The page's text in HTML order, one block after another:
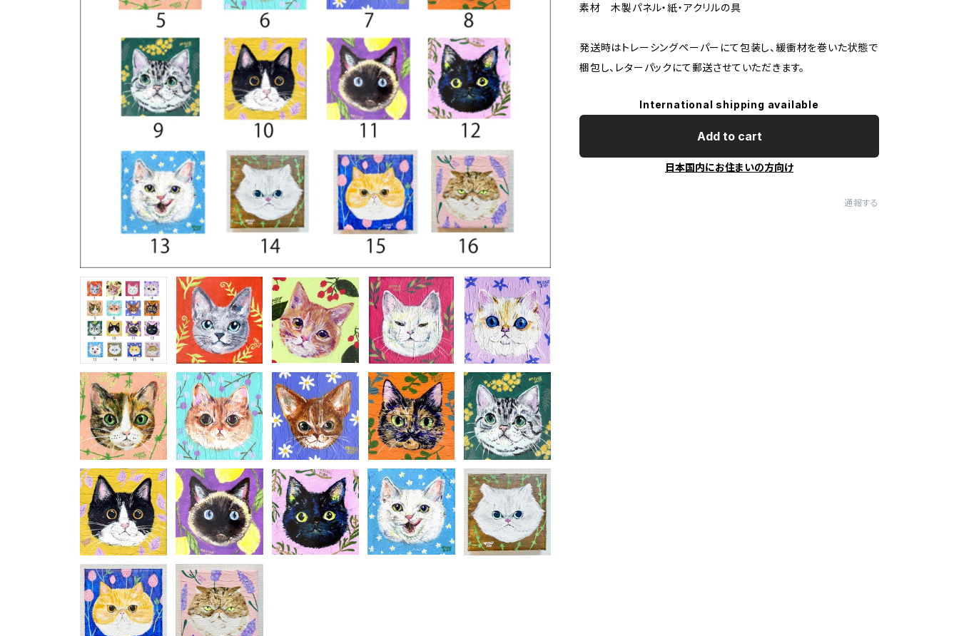
素材 木製パネル・紙・アクリルの具
発送時はトレーシングペーパーにて包装し、緩衝材を巻いた状態で
梱包し、レターパックにて郵送させていただきます。
International shipping available
Add to cart
日本国内にお住まいの方向け
通報する